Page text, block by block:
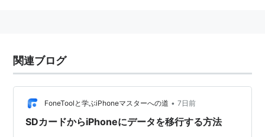
ターが発行している。
（証明書は別途発行されるが、その証明書に添えて
申請先は警察本部や免許センター等に設置されてい
る。
関連ブログ
FoneToolと学ぶiPhoneマスターへの道 • 7日前
SDカードからiPhoneにデータを移行する方法